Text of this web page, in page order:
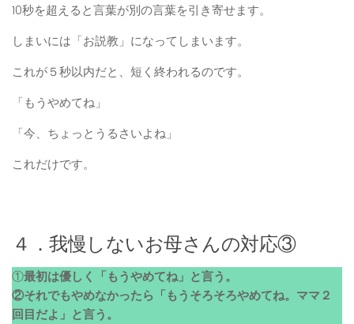
10秒を超えると言葉が別の言葉を引き寄せます。
しまいには「お説教」になってしまいます。
これが５秒以内だと、短く終われるのです。
「もうやめてね」
「今、ちょっとうるさいよね」
これだけです。
４．我慢しないお母さんの対応③
①最初は優しく「もうやめてね」と言う。
②それでもやめなかったら「もうそろそろやめてね。ママ２
回目だよ」と言う。